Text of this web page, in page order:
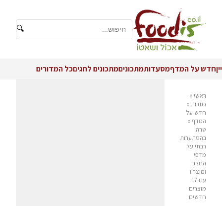
🔍
ייןחדש על המדףמסעדותמתכוניםמתכונים לחגיםכל המדורים
ראשי »
כתבות »
חדש על
המדף »
טרה
בהסתערות
רבתי על
מדפי
החלב
ומוצריו
עם 17
מוצרים
חדשים